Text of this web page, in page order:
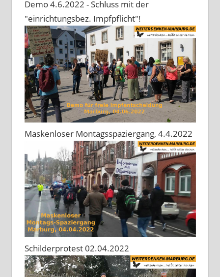
Demo 4.6.2022 - Schluss mit der
"einrichtungsbez. Impfpflicht"!
Maskenloser Montagsspaziergang, 4.4.2022
Schilderprotest 02.04.2022